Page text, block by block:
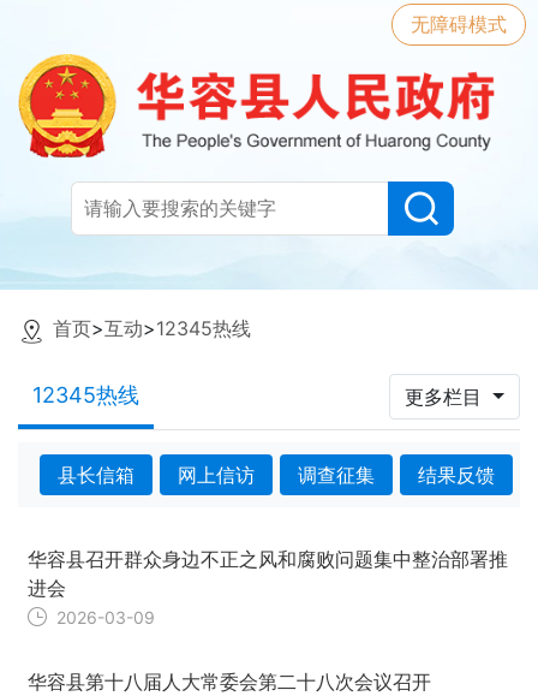
无障碍模式
首页>互动>12345热线
12345热线 更多栏目
县长信箱 网上信访 调查征集 结果反馈
华容县召开群众身边不正之风和腐败问题集中整治部署推
进会
2026-03-09
华容县第十八届人大常委会第二十八次会议召开